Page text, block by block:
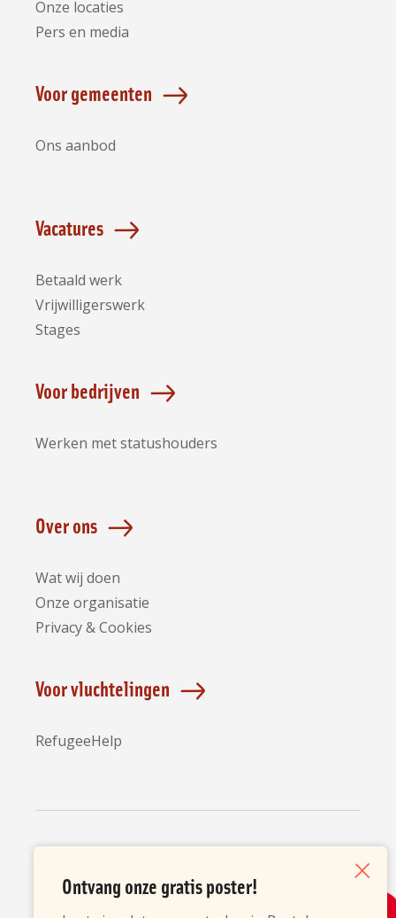
Onze locaties
Pers en media
Voor gemeenten
Ons aanbod
Vacatures
Betaald werk
Vrijwilligerswerk
Stages
Voor bedrijven
Werken met statushouders
Over ons
Wat wij doen
Onze organisatie
Privacy & Cookies
Voor vluchtelingen
RefugeeHelp
Ontvang onze gratis poster! Sluiten